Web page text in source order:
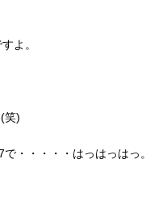
よ。
笑)
・・・・・はっはっはっ。